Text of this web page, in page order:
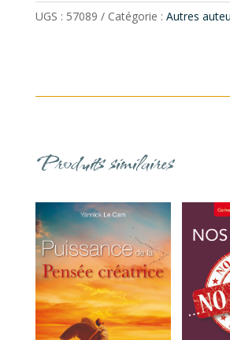
UGS : 57089 Catégorie : Autres
Produits similaires